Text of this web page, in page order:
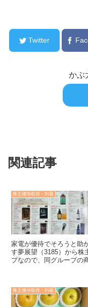
Twitter
かぶ
関連記事
株主優待取得・到着
家電が優待でそろうと助
す夢展望（3185）から株
プなので、同グループの
株主優待取得・到着